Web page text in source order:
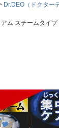
Dr.DEO（ドクター
ム スチームタイ